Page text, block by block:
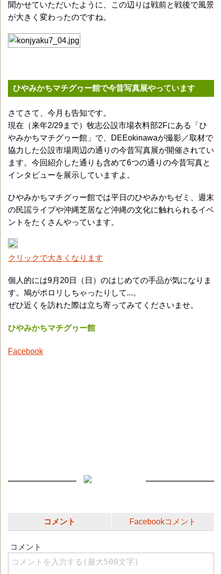
聞かせていただいたように、この辺りは戦前と戦後で風景
が大きく変わったのですね。
ひやみかちマチグヮー館で今昔写真展やっています
さてさて、今月も告知です。
現在（来年2/29まで）牧志公設市場衣料部2Fにある「ひ
やみかちマチグヮー館」で、DEEokinawaが撮影／取材で
協力した公設市場周辺の通りの今昔写真展が開催されてい
ます。今回紹介した通りも含めて6つの通りの今昔写真と
インタビューを展示していますよ。
ひやみかちマチグヮー館では平日のひやみかちゼミ、週末
の民謡ライブや沖縄芝居など沖縄の文化に触れられるイベ
ントをたくさんやっています。
クリックで大きくなります
個人的には9月20日（日）のはじめての手品が気になりま
す。鳩がポロリしちゃったりして...。
ぜひ近くを訪れた際は立ち寄ってみてくださいませ。
ひやみかちマチグヮー館
Facebook
コメント Facebookコメント